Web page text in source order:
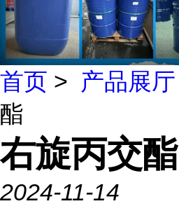
首页 > 产品展厅
酯
右旋丙交酯
2024-11-14